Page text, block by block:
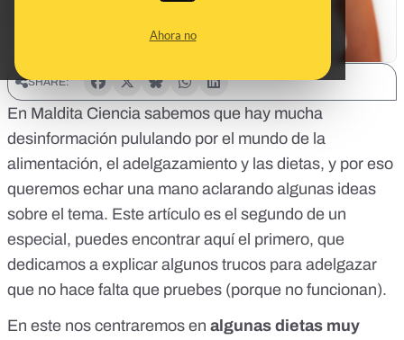
Ahora no
SHARE:
En Maldita Ciencia sabemos que hay mucha
desinformación pululando por el mundo de la
alimentación, el adelgazamiento y las dietas, y por eso
queremos echar una mano aclarando algunas ideas
sobre el tema. Este artículo es el segundo de un
especial, puedes encontrar aquí el primero, que
dedicamos a explicar algunos trucos para adelgazar
que no hace falta que pruebes (porque no funcionan).
En este nos centraremos en algunas dietas muy